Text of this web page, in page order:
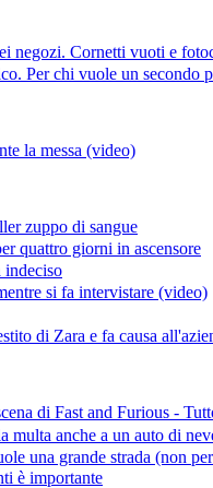
negozi. Cornetti vuoti e
Per chi vuole un secondo
la messa (video)
zuppo di sangue
quattro giorni in ascensore
indeciso
si fa intervistare (video)
di Zara e fa causa
di Fast and Furious -
multa anche a un auto di
una grande strada (non
è importante